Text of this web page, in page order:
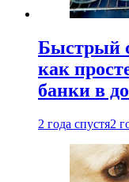
Быстрый
как
банки в
2 года спустя2